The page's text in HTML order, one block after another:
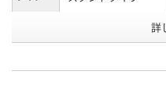
サイズ
×120mm（ガゼット
詳